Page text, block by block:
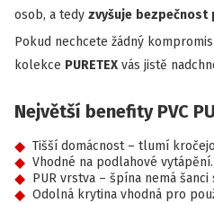
osob, a tedy zvyšuje bezpečnost
Pokud nechcete žádný
kolekce PURETEX vás jistě
Největší benefity PVC
Tišší domácnost – tlumí
Vhodné na podlahové vytápění.
PUR vrstva – špína nemá
Odolná krytina vhodná pro